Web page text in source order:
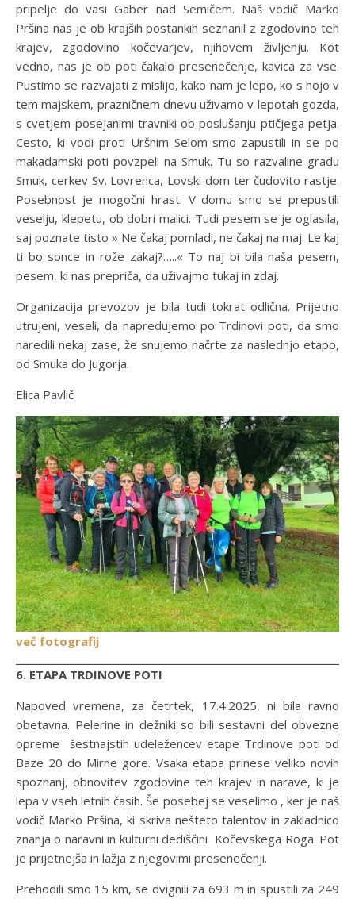
pripelje do vasi Gaber nad Semičem. Naš vodič Marko
Pršina nas je ob krajših postankih seznanil z zgodovino teh
krajev, zgodovino kočevarjev, njihovem življenju. Kot
vedno, nas je ob poti čakalo presenečenje, kavica za vse.
Pustimo se razvajati z mislijo, kako nam je lepo, ko s hojo v
tem majskem, prazničnem dnevu uživamo v lepotah gozda,
s cvetjem posejanimi travniki ob poslušanju ptičjega petja.
Cesto, ki vodi proti Uršnim Selom smo zapustili in se po
makadamski poti povzpeli na Smuk. Tu so razvaline gradu
Smuk, cerkev Sv. Lovrenca, Lovski dom ter čudovito rastje.
Posebnost je mogočni hrast. V domu smo se prepustili
veselju, klepetu, ob dobri malici. Tudi pesem se je oglasila,
saj poznate tisto » Ne čakaj pomladi, ne čakaj na maj. Le kaj
ti bo sonce in rože zakaj?…..« To naj bi bila naša pesem,
pesem, ki nas prepriča, da uživajmo tukaj in zdaj.
Organizacija prevozov je bila tudi tokrat odlična. Prijetno
utrujeni, veseli, da napredujemo po Trdinovi poti, da smo
naredili nekaj zase, že snujemo načrte za naslednjo etapo,
od Smuka do Jugorja.
Elica Pavlič
več fotografij
6. ETAPA TRDINOVE POTI
Napoved vremena, za četrtek, 17.4.2025, ni bila ravno
obetavna. Pelerine in dežniki so bili sestavni del obvezne
opreme šestnajstih udeležencev etape Trdinove poti od
Baze 20 do Mirne gore. Vsaka etapa prinese veliko novih
spoznanj, obnovitev zgodovine teh krajev in narave, ki je
lepa v vseh letnih časih. Še posebej se veselimo , ker je naš
vodič Marko Pršina, ki skriva nešteto talentov in zakladnico
znanja o naravni in kulturni dediščini Kočevskega Roga. Pot
je prijetnejša in lažja z njegovimi presenečenji.
Prehodili smo 15 km, se dvignili za 693 m in spustili za 249